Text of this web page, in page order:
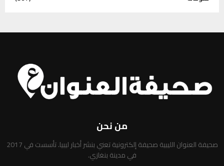
من نحن
صحيفة العنوان الليبية صحيفة إلكترونية تعني بنشر أخبار ليبيا. تأسست في 2017
في مدينة بنغازي.